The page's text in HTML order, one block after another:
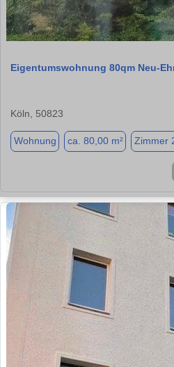
Eigentumswohnung 80qm Neu-
Köln, 50823
Wohnung ca. 80,00 m² Zimmer